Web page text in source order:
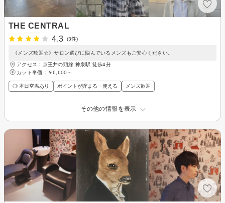
THE CENTRAL
4.3
(3件)
《メンズ歓迎☆》サロン選びに悩んでいるメンズもご安心ください。
アクセス：京王井の頭線 神泉駅 徒歩4分
カット単価： ￥6,600～
◎ 本日空席あり ポイントが貯まる・使える メンズ歓迎
その他の情報を表示